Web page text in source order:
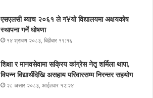
एसएलसी ब्याच २०६१ ले ग¥यो विद्यालयमा अक्षयकोष
स्थापना गर्ने घोषणा
१४ श्रावण २०८३, बिहीबार १९:१६
शिक्षा र मानवसेवामा सक्रिय कांग्रेस नेतृ शर्मिला थापा,
विपन्न विद्यार्थीदेखि असहाय परिवारसम्म निरन्तर सहयोग
२८ असार २०८३, आईतवार १२:२४